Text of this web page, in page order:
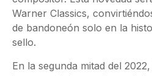
Warner Classics,
de bandoneón solo en la
sello.
En la segunda mitad del